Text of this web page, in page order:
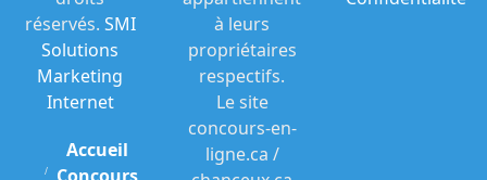
réservés. SMI
Solutions
Marketing
Internet
Accueil
à leurs
propriétaires
respectifs.
Le site
concours-en-
ligne.ca /